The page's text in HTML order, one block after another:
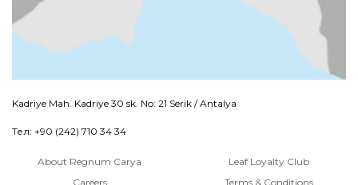
Kadriye Mah. Kadriye 30 sk. No: 21 Serik / Antalya
Тел: +90 (242) 710 34 34
About Regnum Carya
Careers
Leaf Loyalty Club
Terms & Conditions